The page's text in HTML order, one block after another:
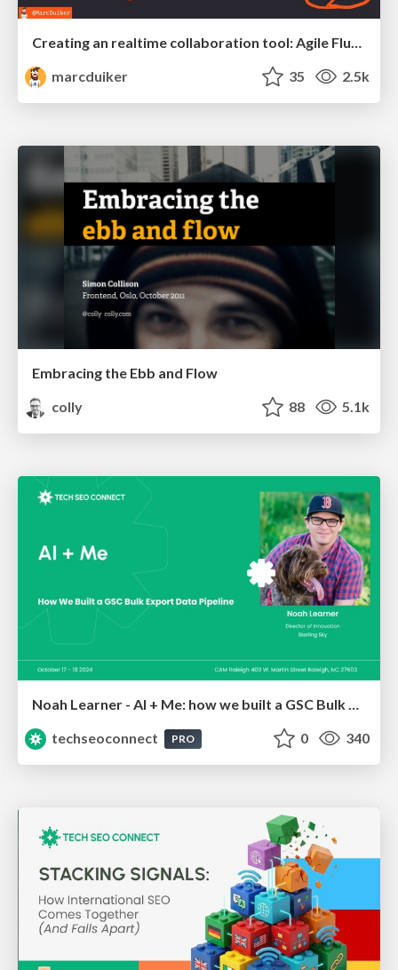
Creating an realtime collaboration tool: Agile Flush - .NET Oxford
marcduiker
35 2.5k
Embracing the Ebb and Flow
colly
88 5.1k
Noah Learner - AI + Me: how we built a GSC Bulk Export data pipeline
techseoconnect
PRO 0 340